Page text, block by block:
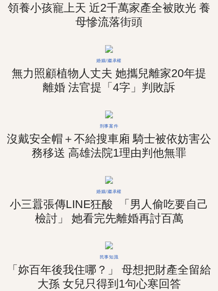
領養小孩寵上天 近2千萬家產全被敗光 養
母慘流落街頭
婚姻/繼承權
無力照顧植物人丈夫 她攜兒離家20年提
離婚 法官提「4字」判敗訴
刑事案件
沒戴安全帽＋不給搜車廂 騎士被依妨害公
務移送 高雄法院1理由判他無罪
婚姻/繼承權
小三囂張傳LINE狂酸 「男人偷吃要自己
檢討」 她看完先離婚再討百萬
民事知識
「妳百年後我住哪？」 母想把財產全留給
大孫 女兒只得到1句心寒回答